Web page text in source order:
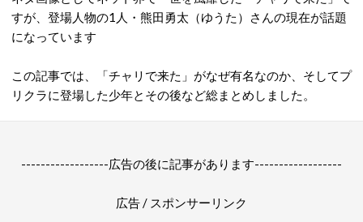
すが、登場人物の1人・熊田勇太（ゆうた）さんの現在が話題
になっています
この記事では、「チャリで来た」がなぜ有名なのか、そしてプ
リクラに登場した少年とその後など総まとめしました。
------------------広告の後に記事があります------------------
広告 / スポンサーリンク